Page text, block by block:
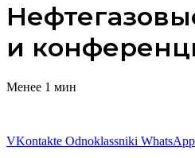
и
Менее 1 мин
VKontakte Odnoklassniki WhatsApp